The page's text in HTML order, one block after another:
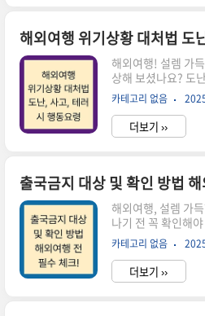
365일 든든하게 우
니다. 어떤 상황에
상황 발생 시 대처
생각만 해도 아찔
콜센터(국내: 02-
0404(유료), +800-
해외여행! 설렘 가
상해 보셨나요? 도
위기상황은 꿈같은
니다. 하지만 철저
운 여행을 만끽할
행 중 발생할 수 있
요령까지, 지금 바
멘붕 방지, 침착하
위기상황, 바로 도
터 현금, 신용카드,
서 침착함을 유지하는 것이 중요 합니다. 자, 그럼
똑똑하게 대처하는
카테고리 없음
더보기 ››
출국금지 대상 및 확인 방법
해외여행, 설렘 가
나기 전 꼭 확인해
로 '출국금지' 여부
없도록, 출국금지
까지 꼼꼼히 알아보
됐나요? 자, 그럼 출
카테고리 없음
더보기 ››